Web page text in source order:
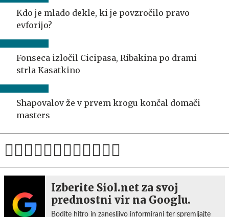
Kdo je mlado dekle, ki je povzročilo pravo
evforijo?
Fonseca izločil Cicipasa, Ribakina po drami
strla Kasatkino
Shapovalov že v prvem krogu končal domači
masters
Izberite Siol.net za svoj
prednostni vir na Googlu.
Bodite hitro in zanesljivo informirani ter spremljajte